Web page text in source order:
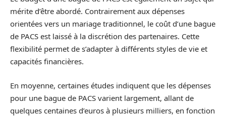
mérite d’être abordé. Contrairement aux dépenses
orientées vers un mariage traditionnel, le coût d’une bague
de PACS est laissé à la discrétion des partenaires. Cette
flexibilité permet de s’adapter à différents styles de vie et
capacités financières.
En moyenne, certaines études indiquent que les dépenses
pour une bague de PACS varient largement, allant de
quelques centaines d’euros à plusieurs milliers, en fonction